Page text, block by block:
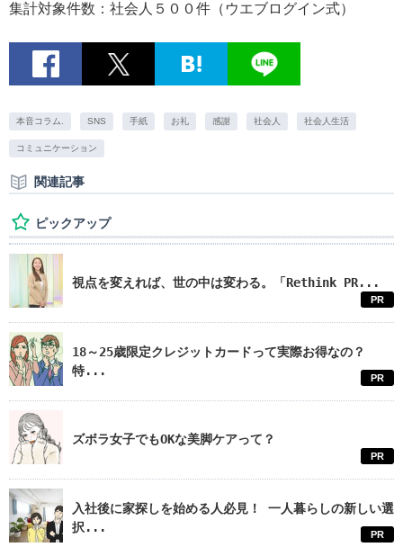
集計対象件数：社会人５００件（ウエブログイン式）
本音コラム. SNS 手紙 お礼 感謝 社会人 社会人生活
コミュニケーション
関連記事
ピックアップ
視点を変えれば、世の中は変わる。「Rethink PR...
PR
18～25歳限定クレジットカードって実際お得なの？
特...
PR
ズボラ女子でもOKな美脚ケアって？
PR
入社後に家探しを始める人必見！ 一人暮らしの新しい選
択...
PR